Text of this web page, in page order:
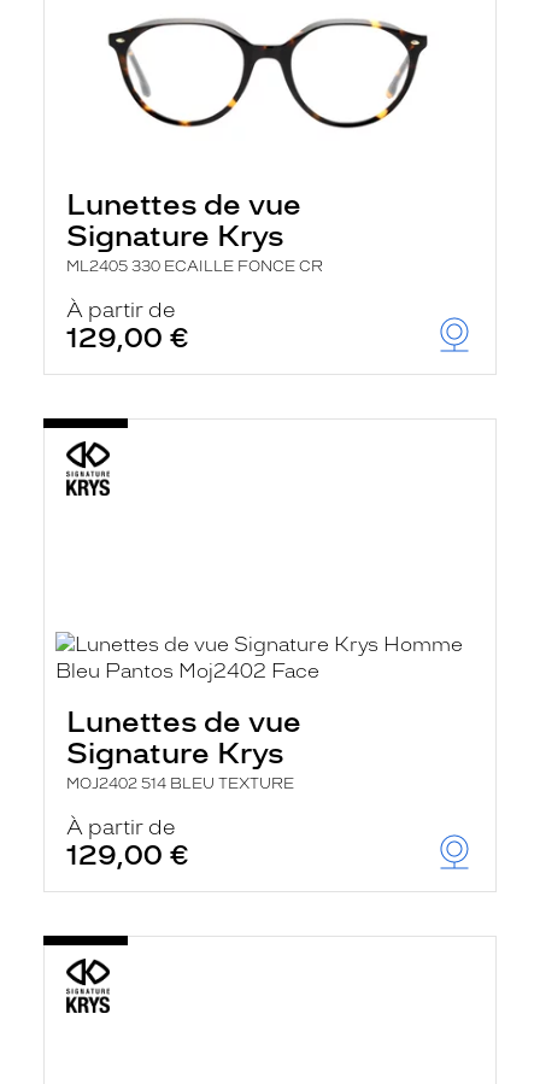
Lunettes de vue
Signature Krys
ML2405 330 ECAILLE FONCE CR
À partir de
129,00 €
Lunettes de vue
Signature Krys
MOJ2402 514 BLEU TEXTURE
À partir de
129,00 €